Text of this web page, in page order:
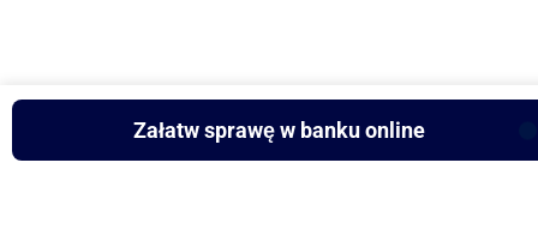
Załatw sprawę w banku online